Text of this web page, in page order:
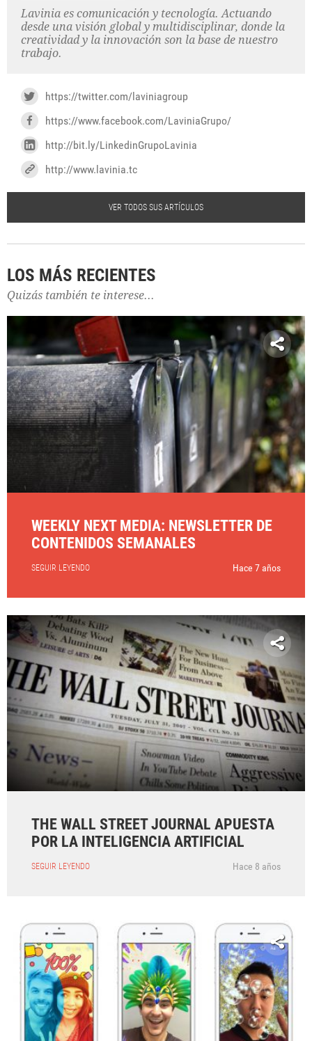
Lavinia es comunicación y tecnología. Actuando
desde una visión global y multidisciplinar, donde la
creatividad y la innovación son la base de nuestro
trabajo.
https://twitter.com/laviniagroup
https://www.facebook.com/LaviniaGrupo/
http://bit.ly/LinkedinGrupoLavinia
http://www.lavinia.tc
VER TODOS SUS ARTÍCULOS
LOS MÁS RECIENTES
Quizás también te interese...
WEEKLY NEXT MEDIA: NEWSLETTER DE
CONTENIDOS SEMANALES
SEGUIR LEYENDO Hace 7 años
THE WALL STREET JOURNAL APUESTA
POR LA INTELIGENCIA ARTIFICIAL
SEGUIR LEYENDO Hace 8 años